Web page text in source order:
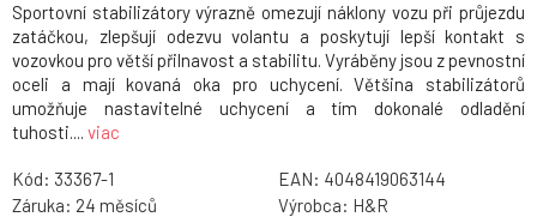
Sportovní stabilizátory výrazně omezují náklony vozu při průjezdu
zatáčkou, zlepšují odezvu volantu a poskytují lepší kontakt s
vozovkou pro větší přilnavost a stabilitu. Vyráběny jsou z pevnostní
oceli a mají kovaná oka pro uchycení. Většina stabilizátorů
umožňuje nastavitelné uchycení a tím dokonalé odladění
tuhosti.... viac
Kód: 33367-1 EAN: 4048419063144
Záruka: 24 Výrobca: H&R